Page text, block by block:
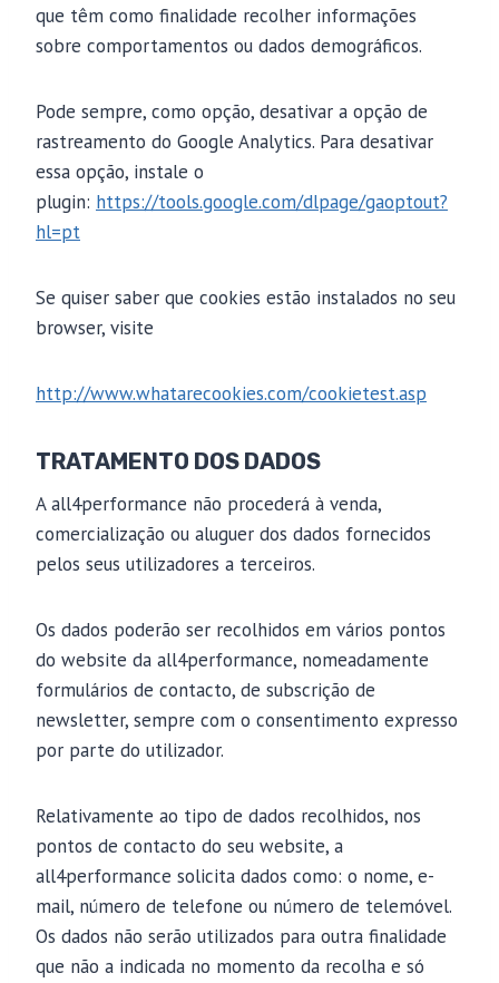
que têm como finalidade recolher informações
sobre comportamentos ou dados demográficos.
Pode sempre, como opção, desativar a opção de
rastreamento do Google Analytics. Para desativar
essa opção, instale o
plugin: https://tools.google.com/dlpage/gaoptout?
hl=pt
Se quiser saber que cookies estão instalados no seu
browser, visite
http://www.whatarecookies.com/cookietest.asp
TRATAMENTO DOS DADOS
A all4performance não procederá à venda,
comercialização ou aluguer dos dados fornecidos
pelos seus utilizadores a terceiros.
Os dados poderão ser recolhidos em vários pontos
do website da all4performance, nomeadamente
formulários de contacto, de subscrição de
newsletter, sempre com o consentimento expresso
por parte do utilizador.
Relativamente ao tipo de dados recolhidos, nos
pontos de contacto do seu website, a
all4performance solicita dados como: o nome, e-
mail, número de telefone ou número de telemóvel.
Os dados não serão utilizados para outra finalidade
que não a indicada no momento da recolha e só